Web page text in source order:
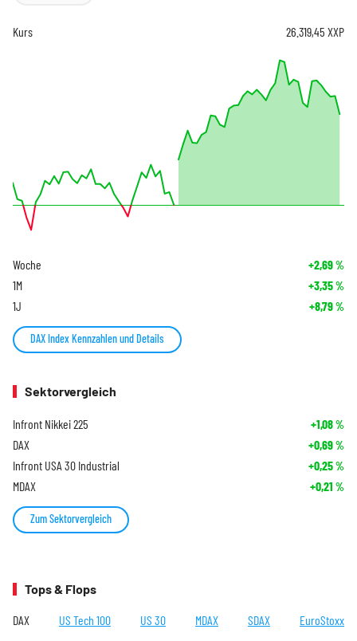
Kurs 26.319,45 XXP
Woche +2,69%
1M +3,35%
1J +8,79%
DAX Index Kennzahlen und Details
Sektorvergleich
Infront Nikkei 225 +1,08%
DAX +0,69%
Infront USA 30 Industrial +0,25%
MDAX +0,21 %
Zum Sektorvergleich
Tops & Flops
DAX US Tech 100 US 30 MDAX SDAX EuroStoxx